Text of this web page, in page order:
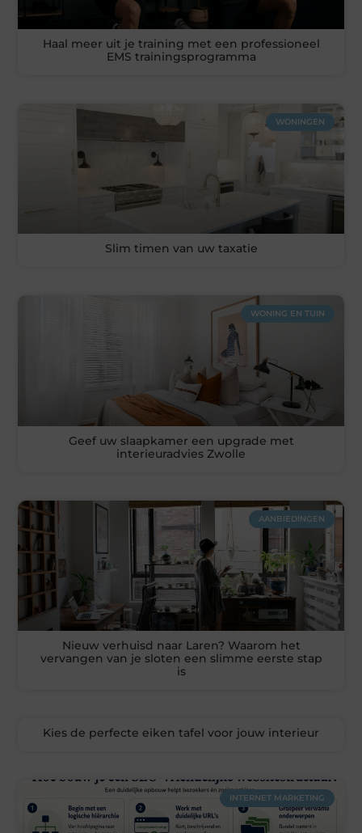
Haal meer uit je training met een professioneel
EMS trainingsprogramma
WONINGEN
Slim timen van uw taxatie
WONING EN TUIN
Geef uw slaapkamer een upgrade met
interieuradvies Zwolle
AANBIEDINGEN
Nieuw verhuisd naar Laren? Waarom het
vervangen van je sloten een slimme eerste stap
is
Kies de perfecte eiken tafel voor jouw interieur
INTERNET MARKETING